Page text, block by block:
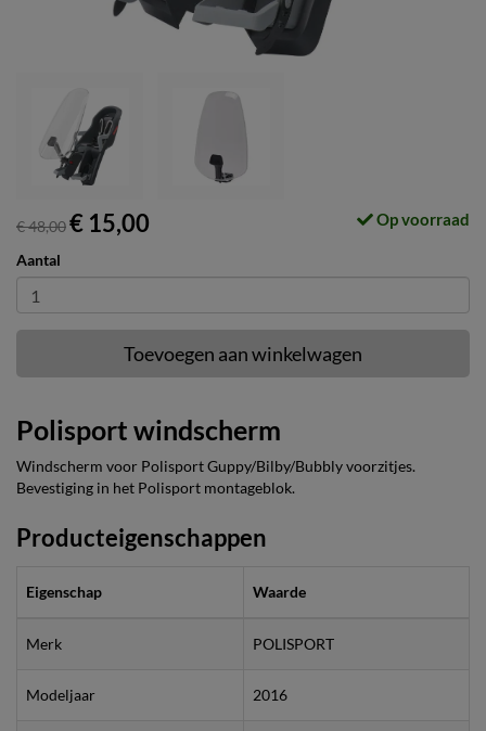
€ 48,00€ 15,00 Op voorraad
Aantal
Toevoegen aan winkelwagen
Polisport windscherm
Windscherm voor Polisport Guppy/Bilby/Bubbly voorzitjes.
Bevestiging in het Polisport montageblok.
Producteigenschappen
Eigenschap Waarde
Merk POLISPORT
Modeljaar 2016